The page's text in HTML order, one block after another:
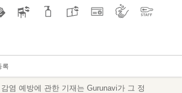
록
염 예방에 관한 기재는 Gurunavi가 그 정